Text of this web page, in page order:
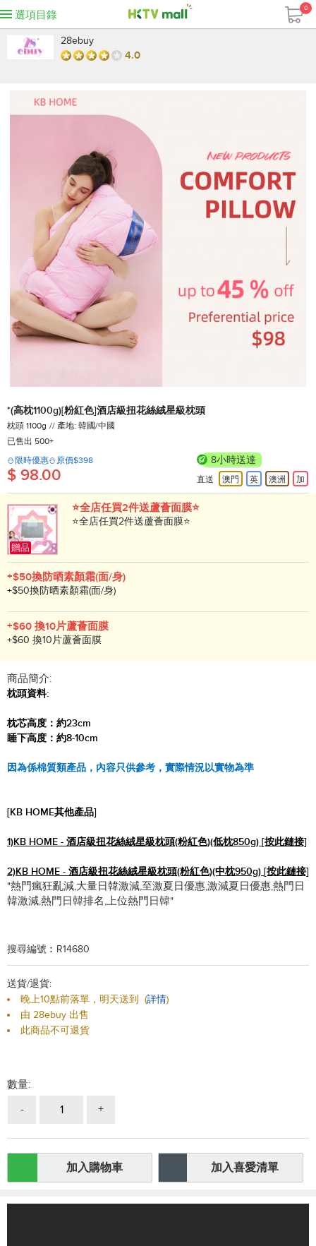
選項目錄
0
28ebuy
4.0
*(高枕1100g)[粉紅色]酒店級扭花絲絨星級枕頭
枕頭 1100g
產地: 韓國/中國
已售出 500+
⛄限時優惠⛄原價$398
$ 98.00
8小時送達
直送 澳門 英 澳洲 加
贈品
⭐全店任買2件送蘆薈面膜⭐
⭐全店任買2件送蘆薈面膜⭐
+$50換防晒素顏霜(面/身)
+$50換防晒素顏霜(面/身)
+$60 換10片蘆薈面膜
+$60 換10片蘆薈面膜
商品簡介:
枕頭資料:
枕芯高度：約23cm
睡下高度：約8-10cm
因為係棉質類產品，內容只供參考，實際情況以實物為準
[KB HOME其他產品]
1)KB HOME - 酒店級扭花絲絨星級枕頭(粉紅色)(低枕850g) [按此鏈接]
2)KB HOME - 酒店級扭花絲絨星級枕頭(粉紅色)(中枕950g) [按此鏈接]
"熱門瘋狂亂減,大量日韓激減,至激夏日優惠,激減夏日優惠,熱門日
韓激減,熱門日韓排名,上位熱門日韓"
搜尋編號︰R14680
送貨/退貨:
晚上10點前落單，明天送到 (詳情)
由 28ebuy 出售
此商品不可退貨
數量:
- +
加入購物車 加入喜愛清單